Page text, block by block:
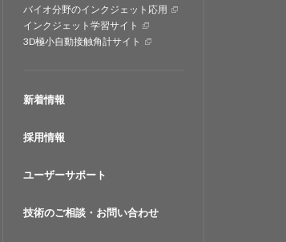
バイオ分野のインクジェット応用
インクジェット学習サイト
3D極小自動接触角計サイト
新着情報
採用情報
ユーザーサポート
技術のご相談・お問い合わせ